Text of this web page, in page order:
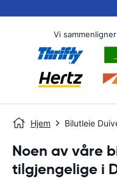
Vi
Hjem Bilutleie
Noen av våre
tilgjengelige i